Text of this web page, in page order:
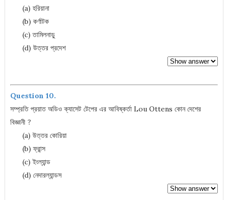
(a) হরিয়ানা
(b) কর্ণাটক
(c) তামিলনাড়ু
(d) উত্তর প্রদেশ
Question 10.
সম্প্রতি প্রয়াত অডিও ক্যাসেট টেপের এর আবিষ্কর্তা Lou Ottens কোন দেশের
বিজ্ঞানী ?
(a) উত্তর কোরিয়া
(b) ফ্রান্স
(c) ইংল্যান্ড
(d) নেদারল্যান্ডস